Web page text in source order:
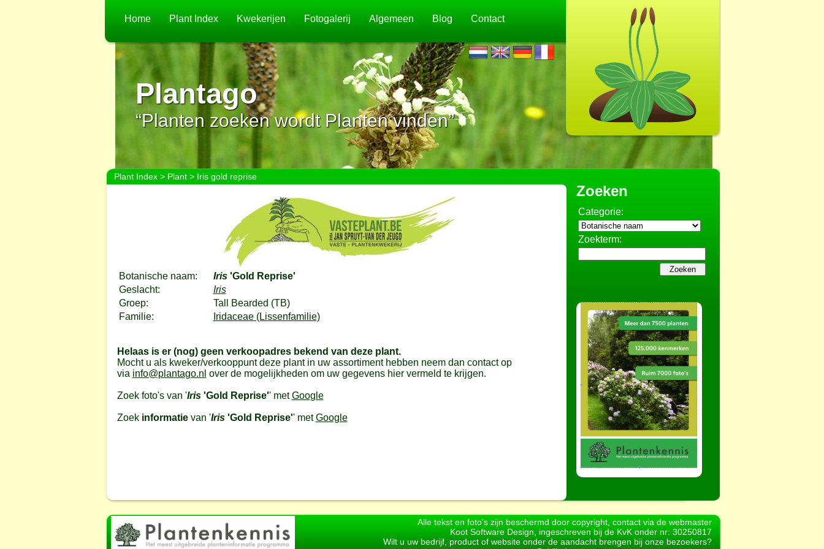
Home Plant Index Kwekerijen Fotogalerij Algemeen Blog Contact
Plantago
“Planten zoeken wordt Planten vinden”
Plant Index> Plant> Iris gold reprise
Botanische naam: Iris'Gold Reprise'
Geslacht:
Iris
Groep:
Tall Bearded (TB)
Familie:
Iridaceae (Lissenfamilie)
Helaas is er (nog) geen verkoopadres bekend van deze plant.
Mocht u als kweker/verkooppunt deze plant in uw assortiment hebben neem dan contact op
via info@plantago.nl over de mogelijkheden om uw gegevens hier vermeld te krijgen.
Zoek foto's van 'Iris'Gold Reprise'' metGoogle
Zoek informatievan 'Iris'Gold Reprise'' metGoogle
Zoeken
Categorie:
Zoekterm:
Alle tekst en foto's zijn beschermd door copyright, contact via de webmaster
Koot Software Design, ingeschreven bij de KvK onder nr: 30250817
Wilt u uw bedrijf, product of website onder de aandacht brengen bij onze bezoekers?